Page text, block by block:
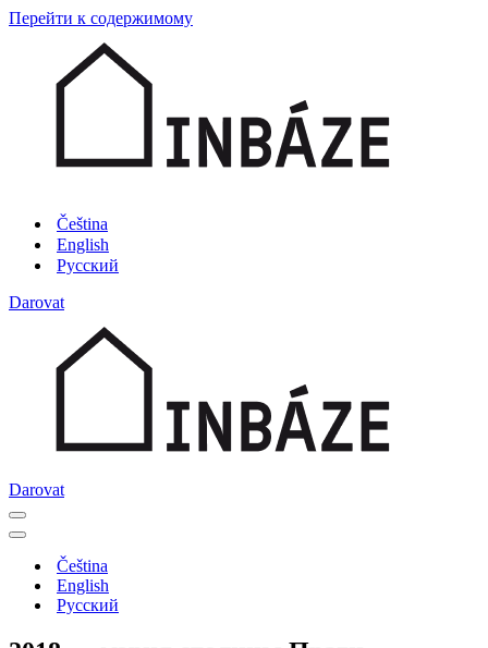
Перейти к содержимому
Čeština
English
Русский
Darovat
Darovat
Меню
навигации
Меню
навигацииČeština
English
Русский